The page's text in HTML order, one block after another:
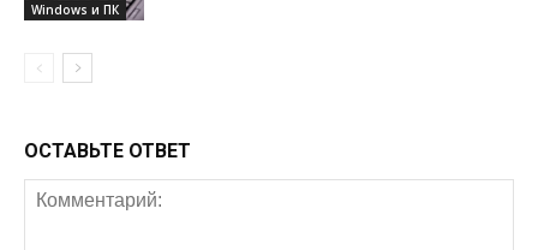
Windows и ПК
ОСТАВЬТЕ ОТВЕТ